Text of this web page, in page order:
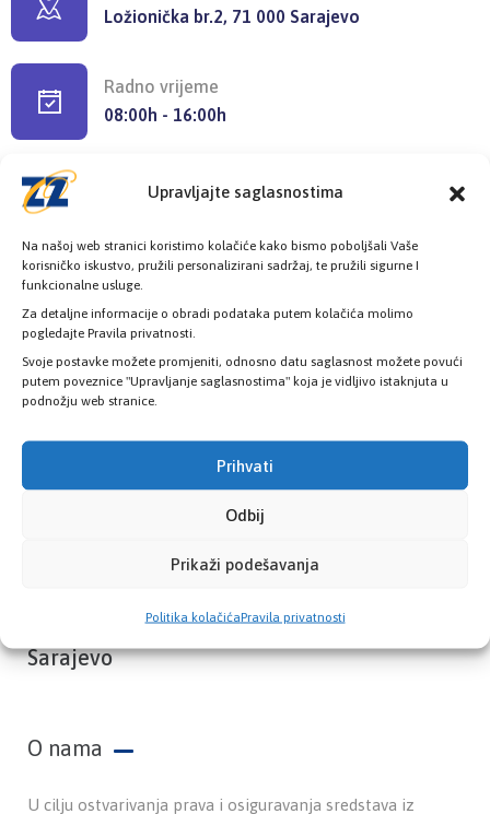
Upravljajte saglasnostima
Na našoj web stranici koristimo kolačiće kako bismo poboljšali Vaše
korisničko iskustvo, pružili personalizirani sadržaj, te pružili sigurne I
funkcionalne usluge.
Za detaljne informacije o obradi podataka putem kolačića molimo
pogledajte Pravila privatnosti.
Svoje postavke možete promjeniti, odnosno datu saglasnost možete povući
putem poveznice "Upravljanje saglasnostima" koja je vidljivo istaknjuta u
podnožju web stranice.
Prihvati
Odbij
Prikaži podešavanja
Politika kolačićaPravila privatnosti
Ložionička br.2, 71 000 Sarajevo
Radno vrijeme
08:00h - 16:00h
Provjerite status vaše elektronske
zdravstvene kartice
PROVJERITE STATUS
Zavod zdravstvenog osiguranja Kantona
Sarajevo
O nama
U cilju ostvarivanja prava i osiguravanja sredstava iz